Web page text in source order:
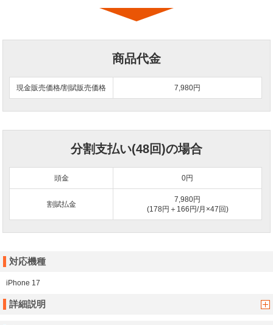
商品代金
現金販売価格/割賦販売価格 7,980円
分割支払い(48回)の場合
頭金 0円
割賦払金
7,980円
(178円＋166円/月×47回)
対応機種
iPhone 17
詳細説明